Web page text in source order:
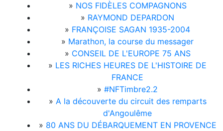
» NOS FIDÈLES COMPAGNONS
» RAYMOND DEPARDON
» FRANÇOISE SAGAN 1935-2004
» Marathon, la course du messager
» CONSEIL DE L'EUROPE 75 ANS
» LES RICHES HEURES DE L'HISTOIRE DE
FRANCE
» #NFTimbre2.2
» A la découverte du circuit des remparts
d'Angoulême
» 80 ANS DU DÉBARQUEMENT EN PROVENCE